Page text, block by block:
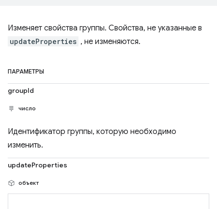
Изменяет свойства группы. Свойства, не указанные в
updateProperties , не изменяются.
ПАРАМЕТРЫ
groupId
число
Идентификатор группы, которую необходимо
изменить.
updateProperties
объект